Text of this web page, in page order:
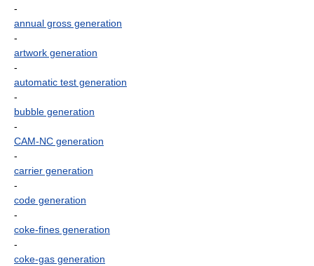
-
annual gross generation
-
artwork generation
-
automatic test generation
-
bubble generation
-
CAM-NC generation
-
carrier generation
-
code generation
-
coke-fines generation
-
coke-gas generation